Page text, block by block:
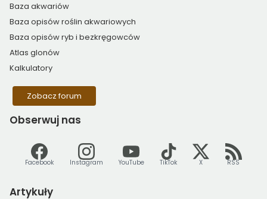
Baza akwariów
Baza opisów roślin akwariowych
Baza opisów ryb i bezkręgowców
Atlas glonów
Kalkulatory
Zobacz forum
Obserwuj nas
Facebook Instagram YouTube TikTok X RSS
Artykuły